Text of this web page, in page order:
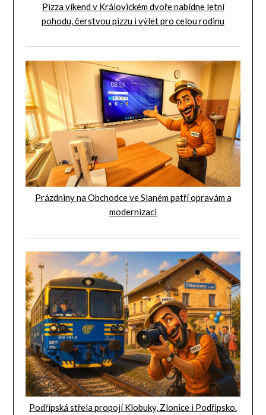
Pizza víkend v Královickém dvoře nabídne letní
pohodu, čerstvou pizzu i výlet pro celou rodinu
Prázdniny na Obchodce ve Slaném patří opravám a
modernizaci
Podřipská střela propojí Klobuky, Zlonice i Podřipsko.